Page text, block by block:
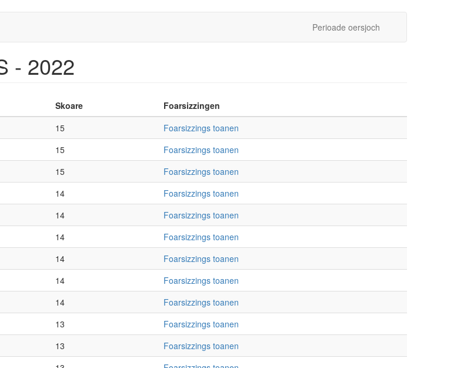
Perioade oersjoch
- 2022
Skoare
Foarsizzingen
15
Foarsizzings toanen
15
Foarsizzings toanen
15
Foarsizzings toanen
14
Foarsizzings toanen
14
Foarsizzings toanen
14
Foarsizzings toanen
14
Foarsizzings toanen
14
Foarsizzings toanen
14
Foarsizzings toanen
13
Foarsizzings toanen
13
Foarsizzings toanen